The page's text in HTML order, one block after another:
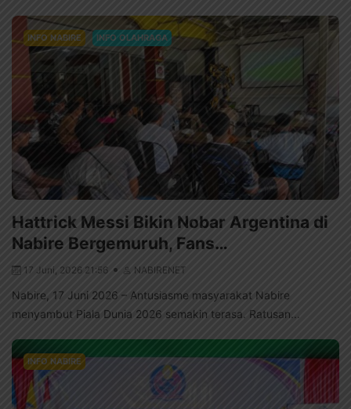
INFO NABIRE INFO OLAHRAGA
Hattrick Messi Bikin Nobar Argentina di
Nabire Bergemuruh, Fans…
17 Juni, 2026 21:56 NABIRENET
Nabire, 17 Juni 2026 – Antusiasme masyarakat Nabire
menyambut Piala Dunia 2026 semakin terasa. Ratusan...
INFO NABIRE